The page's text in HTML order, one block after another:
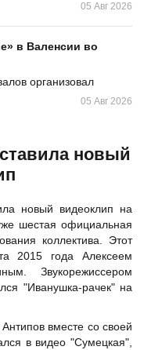
05 Авг 2026
в Валенсии во
организовал
05 Авг 2026
новый
новый видеоклип на
шестая официальная
коллектива. Этот
2015 года Алексеем
Звукорежиссером
"Иванушка-рачек" на
вместе со своей
в видео "Сумецкая",